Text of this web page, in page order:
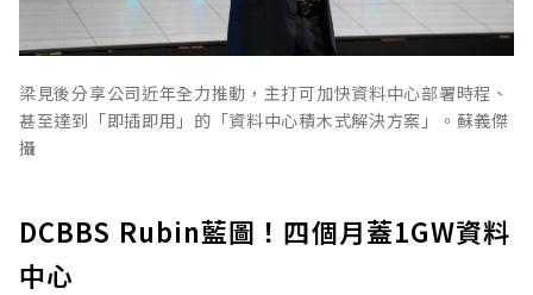
梁見後分享公司近年全力推動，主打可加快資料中心部署時程、
甚至達到「即插即用」的「資料中心積木式解決方案」。蘇義傑
攝
DCBBS Rubin藍圖！四個月蓋1GW資料
中心